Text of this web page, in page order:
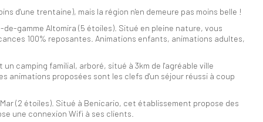
d'une trentaine), mais la région n'en demeure pas moins belle !
gamme Altomira (5 étoiles). Situé en pleine nature, vous
100% reposantes. Animations enfants, animations adultes,
camping familial, arboré, situé à 3km de l'agréable ville
animations proposées sont les clefs d'un séjour réussi à coup
(2 étoiles). Situé à Benicario, cet établissement propose des
une connexion Wifi à ses clients.